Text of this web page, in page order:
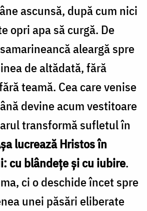
ascunsă, după cum nici
opri apa să curgă. De
aleargă spre
de altădată, fără
teamă. Cea care venise
devine acum vestitoare
transformă sufletul în
lucrează Hristos în
cu blândețe și cu iubire.
ci o deschide încet spre
unei păsări eliberate